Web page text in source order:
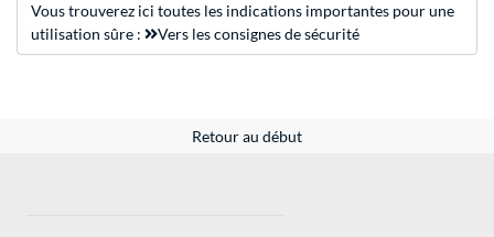
Vous trouverez ici toutes les indications importantes pour une
utilisation sûre :
Vers les consignes de sécurité
Retour au début